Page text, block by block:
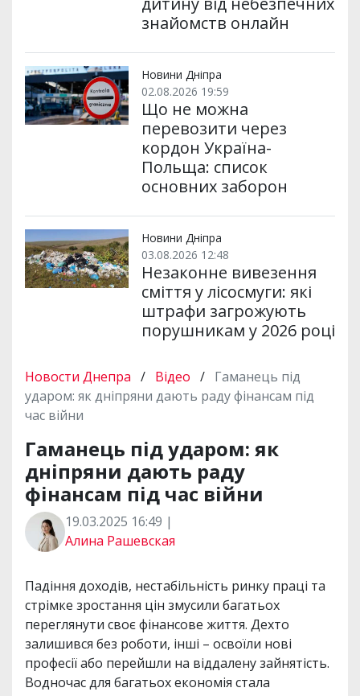
знайомств онлайн
Новини Дніпра
02.08.2026 19:59
Що не можна
перевозити через
кордон Україна-
Польща: список
основних заборон
Новини Дніпра
03.08.2026 12:48
Незаконне вивезення
сміття у лісосмуги: які
штрафи загрожують
порушникам у 2026 році
Новости Днепра / Відео / Гаманець під
ударом: як дніпряни дають раду фінансам під
час війни
Гаманець під ударом: як
дніпряни дають раду
фінансам під час війни
19.03.2025 16:49 |
Алина Рашевская
Падіння доходів, нестабільність ринку праці та
стрімке зростання цін змусили багатьох
переглянути своє фінансове життя. Дехто
залишився без роботи, інші – освоїли нові
професії або перейшли на віддалену зайнятість.
Водночас для багатьох економія стала